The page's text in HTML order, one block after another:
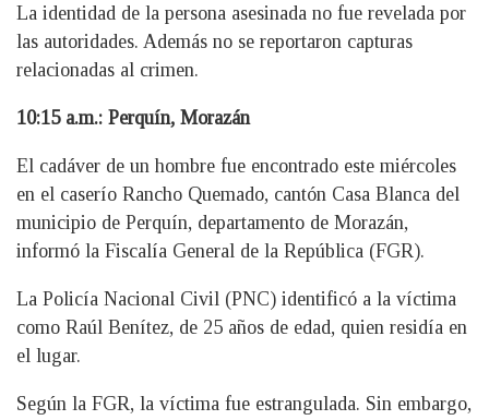
La identidad de la persona asesinada no fue revelada por
las autoridades. Además no se reportaron capturas
relacionadas al crimen.
10:15 a.m.: Perquín, Morazán
El cadáver de un hombre fue encontrado este miércoles
en el caserío Rancho Quemado, cantón Casa Blanca del
municipio de Perquín, departamento de Morazán,
informó la Fiscalía General de la República (FGR).
La Policía Nacional Civil (PNC) identificó a la víctima
como Raúl Benítez, de 25 años de edad, quien residía en
el lugar.
Según la FGR, la víctima fue estrangulada. Sin embargo,